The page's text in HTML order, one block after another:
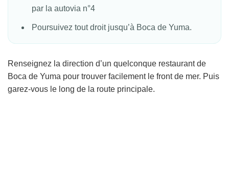
par la autovia n°4
Poursuivez tout droit jusqu’à Boca de Yuma.
Renseignez la direction d’un quelconque restaurant de
Boca de Yuma pour trouver facilement le front de mer. Puis
garez-vous le long de la route principale.